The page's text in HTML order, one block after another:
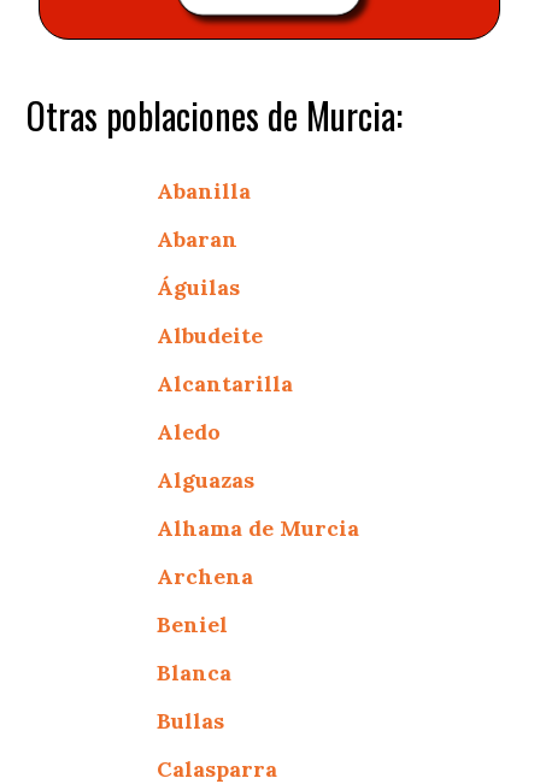
Otras poblaciones de Murcia:
Abanilla
Abaran
Águilas
Albudeite
Alcantarilla
Aledo
Alguazas
Alhama de Murcia
Archena
Beniel
Blanca
Bullas
Calasparra